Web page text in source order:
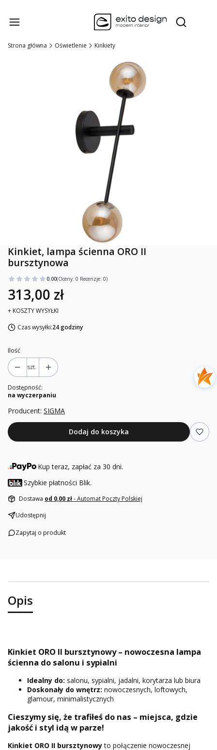
Otwórz
Strona główna Oświetlenie Kinkiety
Kinkiet, lampa ścienna ORO II
bursztynowa
0.00(Oceny: 0 Recenzje: 0)
313,00 zł
+ KOSZTY WYSYŁKI
Czas wysyłki:24 godziny
Ilość
szt.
Dostępność:
na wyczerpaniu
Producent: SIGMA
Dodaj do koszyka
Kup teraz, zapłać za 30 dni.
Szybkie płatności Blik.
Dostawa od 0,00 zł- Automat Poczty Polskiej
Udostępnij
Zapytaj o produkt
Opis
Kinkiet ORO II bursztynowy – nowoczesna lampa
ścienna do salonu i sypialni
Idealny do: salonu, sypialni, jadalni, korytarza lub biura
Doskonały do wnętrz: nowoczesnych, loftowych,
glamour, minimalistycznych
Cieszymy się, że trafiłeś do nas – miejsca, gdzie
jakość i styl idą w parze!
Kinkiet ORO II bursztynowyto połączenie nowoczesnej